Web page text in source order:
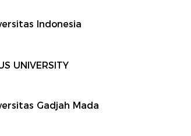
Indonesia
UNIVERSITY
Gadjah Mada